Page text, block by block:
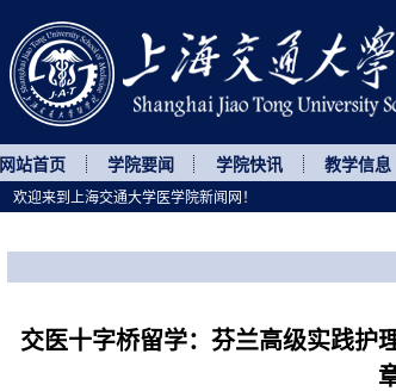
网站首页 学院要闻 学院快讯 教学信息
交医十字桥留学：芬兰高级实践护
欢迎来到上海交通大学医学院新闻网！